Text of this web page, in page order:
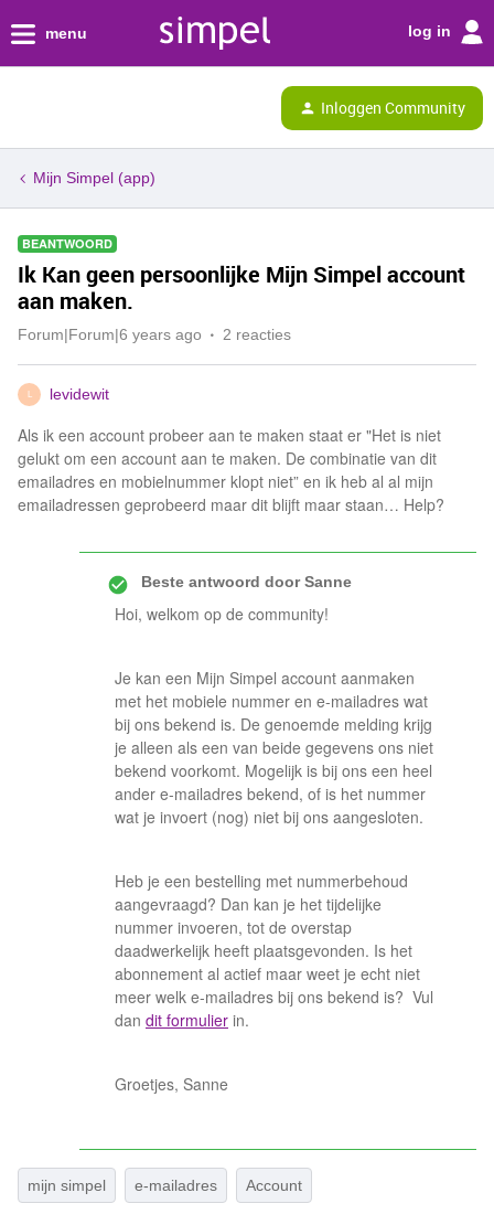
menu log in
Inloggen Community
Mijn Simpel (app)
BEANTWOORD
Ik Kan geen persoonlijke Mijn Simpel account
aan maken.
Forum|Forum|6 years ago 2 reacties
L levidewit
Als ik een account probeer aan te maken staat er "Het is niet
gelukt om een account aan te maken. De combinatie van dit
emailadres en mobielnummer klopt niet” en ik heb al al mijn
emailadressen geprobeerd maar dit blijft maar staan… Help?
Beste antwoord doorSanne
Hoi, welkom op de community!
Je kan een Mijn Simpel account aanmaken
met het mobiele nummer en e-mailadres wat
bij ons bekend is. De genoemde melding krijg
je alleen als een van beide gegevens ons niet
bekend voorkomt. Mogelijk is bij ons een heel
ander e-mailadres bekend, of is het nummer
wat je invoert (nog) niet bij ons aangesloten.
Heb je een bestelling met nummerbehoud
aangevraagd? Dan kan je het tijdelijke
nummer invoeren, tot de overstap
daadwerkelijk heeft plaatsgevonden. Is het
abonnement al actief maar weet je echt niet
meer welk e-mailadres bij ons bekend is? Vul
dan dit formulier in.
Groetjes, Sanne
mijn simpel e-mailadres Account